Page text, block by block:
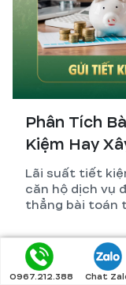
Phân Tích
Kiệm Hay
Lãi suất tiết
căn hộ dịch vụ
thẳng bài toán
0967.212.388 Chat